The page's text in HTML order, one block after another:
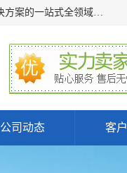
深圳万检通科技有限公司主营:iso9001质量认证机构及质检报告流程，为众多行业和产品提供通行全球解决方案的一站式全领域公共检测、鉴定、验货、srrc认证,质量检测认证及CE认证公司，帮助企业应对全球各种技术贸易壁垒，提升企业竞争优势，满足其对品质的高标准要求。
公司动态 客